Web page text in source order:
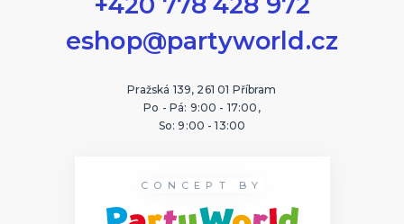
eshop@partyworld.cz
Pražská 139, 261 01 Příbram
Po - Pá: 9:00 - 17:00,
So: 9:00 - 13:00
CONCEPT BY